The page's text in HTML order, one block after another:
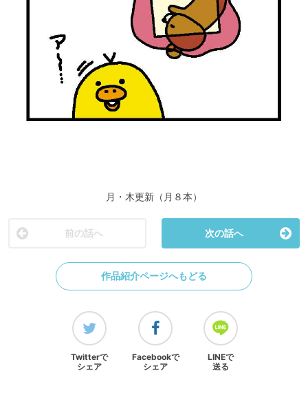
月・木更新（月８本）
前の話へ 次の話へ
作品紹介ページへもどる
Twitterで
シェア
Facebookで
シェア
LINEで
送る